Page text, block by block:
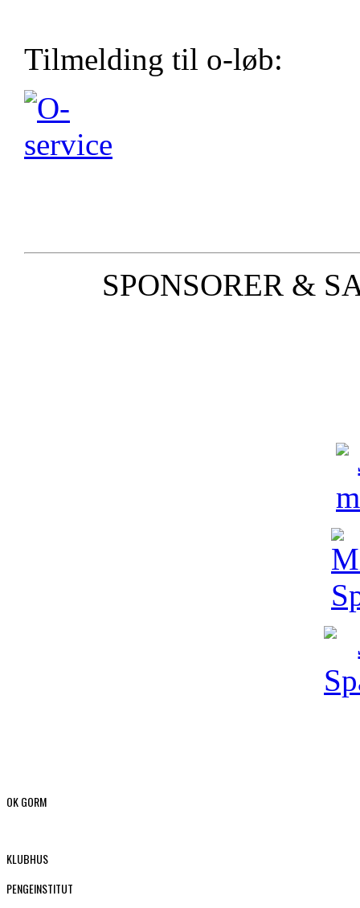
Tilmelding til o-løb:
SPONSORER &
OK GORM
KLUBHUS
PENGEINSTITUT